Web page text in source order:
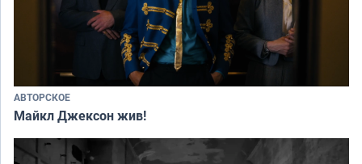
АВТОРСКОЕ
Майкл Джексон жив!